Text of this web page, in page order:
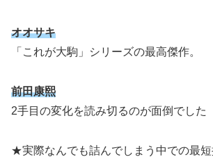
オオサキ
「これが大駒」シリーズの最高傑作。
前田康熙
2手目の変化を読み切るのが面倒でした
★実際なんでも詰んでしまう中での最